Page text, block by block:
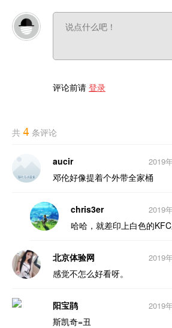
评论前请 登录
共 4 条评论
aucir
邓伦好像提着个外带全家桶
2019
chris3er
哈哈，就差印上白色的KFC
2019
北京体验网
感觉不怎么好看呀。
2019
阳宝鹃
斯凯奇=丑
2019